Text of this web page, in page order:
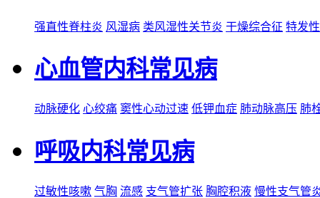
强直性脊柱炎 风湿病 类风湿性关节炎 干燥综合征 特发
心血管内科常见病
动脉硬化 心绞痛 窦性心动过速 低钾血症 肺动脉高压 肺
呼吸内科常见病
过敏性咳嗽 气胸 流感 支气管扩张 胸腔积液 慢性支气管